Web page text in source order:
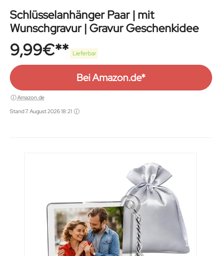
Schlüsselanhänger Paar | mit
Wunschgravur | Gravur Geschenkidee
9,99€ Lieferbar
Bei Amazon.de*
Amazon.de
Stand 7. August 2026 18:21